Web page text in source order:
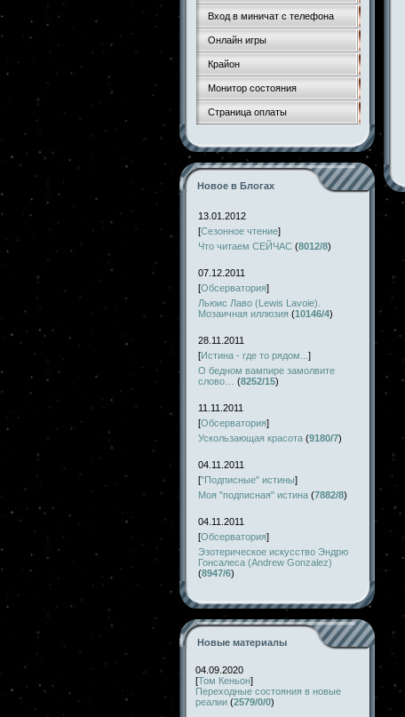
Вход в миничат с телефона
Онлайн игры
Крайон
Монитор состояния
Страница оплаты
Новое в Блогах
13.01.2012
[Сезонное чтение]
Что читаем СЕЙЧАС (8012/8)
07.12.2011
[Обсерватория]
Льюис Лаво (Lewis Lavoie).
Мозаичная иллюзия (10146/4)
28.11.2011
[Истина - где то рядом... ]
О бедном вампире замолвите
слово…
(8252/15)
11.11.2011
[Обсерватория]
Ускользающая красота (9180/7)
04.11.2011
["Подписные" истины]
Моя "подписная" истина (7882/8)
04.11.2011
[Обсерватория]
Эзотерическое искусство Эндрю
Гонсалеса (Andrew Gonzalez)
(8947/6)
Новые материалы
04.09.2020
[Том Кеньон]
Переходные состояния в новые
реалии (2579/0/0)